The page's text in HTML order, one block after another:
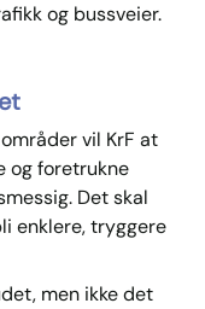
og bussveier.
vil KrF at
og foretrukne
Det skal
enklere, tryggere
men ikke det